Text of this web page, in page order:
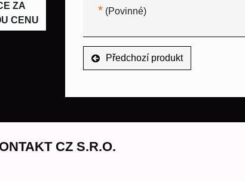
* (Povinné)
Předchozí produkt
ZA
CENU
CZ S.R.O.